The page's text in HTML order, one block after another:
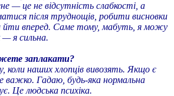
— це не відсутність слабкості, а
після труднощів, робити висновки
вперед. Саме тому, мабуть, я можу
я сильна.
заплакати?
коли наших хлопців вивозять. Якщо є
важко. Гадаю, будь-яка нормальна
Це людська психіка.